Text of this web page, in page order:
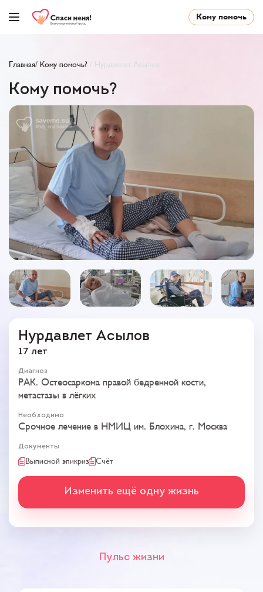
Кому помочь
Главная/ Кому помочь? Нурдавлет Асылов
Кому помочь?
Нурдавлет Асылов
17 лет
Диагноз
РАК. Остеосаркома правой бедренной кости,
метастазы в лёгких
Необходимо
Срочное лечение в НМИЦ им. Блохина, г. Москва
Документы
Выписной эпикриз Счёт
Изменить ещё одну жизнь
Пульс жизни